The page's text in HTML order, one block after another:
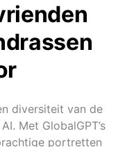
diversiteit van de
Met GlobalGPT’s
portretten